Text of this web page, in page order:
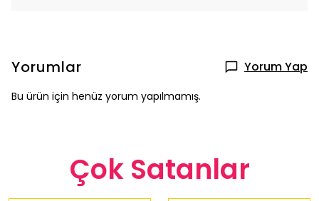
Yorumlar Yorum Yap
Bu ürün için henüz yorum yapılmamış.
Çok Satanlar